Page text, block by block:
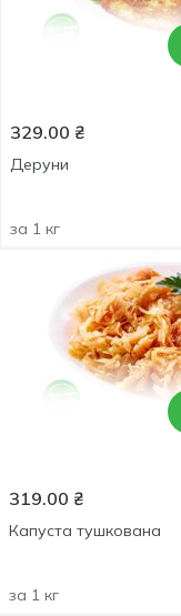
329.00 ₴
Деруни
за 1 кг
319.00 ₴
Капуста тушкована
за 1 кг